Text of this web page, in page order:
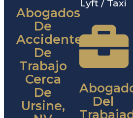
Abogados
De
Accidentes
De
Trabajo
Cerca
De
Ursine,
Lyft / Taxi
Del